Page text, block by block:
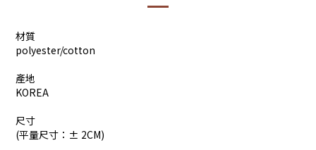
材質
polyester/cotton
產地
KOREA
尺寸
(平量尺寸：± 2CM)